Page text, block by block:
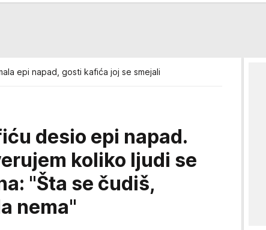
epi napad, gosti kafića joj se smejali
desio epi napad.
koliko ljudi se
"Šta se čudiš,
nema"